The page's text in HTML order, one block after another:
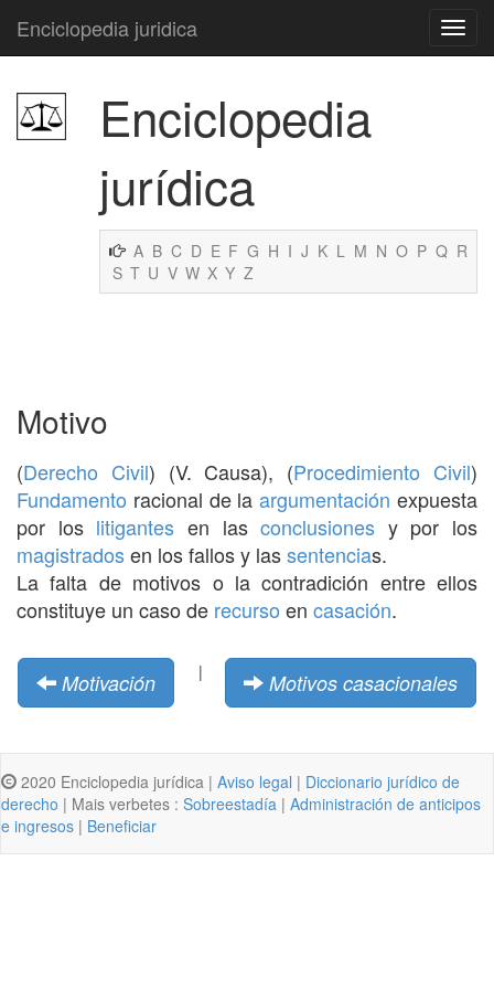
Enciclopedia juridica
Enciclopedia
jurídica
A B C D E F G H I J K L M N O P Q R
S T U V W X Y Z
Motivo
(Derecho Civil) (V. Causa), (Procedimiento Civil)
Fundamento racional de laargumentación expuesta
por los litigantes en lasconclusiones y por los
magistradosen los fallos y lassentencias.
La falta de motivos o la contradición entre ellos
constituye un caso de recurso en casación.
Motivación | Motivos casacionales
2020 Enciclopedia jurídica | Aviso legal | Diccionario jurídico de
derecho | Mais verbetes : Sobreestadía | Administración de anticipos
e ingresos | Beneficiar